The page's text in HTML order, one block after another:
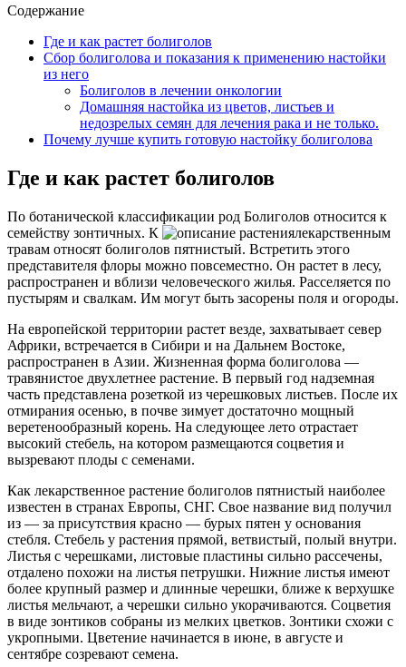
Содержание
Где и как растет болиголов
Сбор болиголова и показания к применению настойки
из него
Болиголов в лечении онкологии
Домашняя настойка из цветов, листьев и
недозрелых семян для лечения рака и не только.
Почему лучше купить готовую настойку болиголова
Где и как растет болиголов
По ботанической классификации род Болиголов относится к
семейству зонтичных. К
лекарственным
травам относят болиголов пятнистый. Встретить этого
представителя флоры можно повсеместно. Он растет в лесу,
распространен и вблизи человеческого жилья. Расселяется по
пустырям и свалкам. Им могут быть засорены поля и огороды.
На европейской территории растет везде, захватывает север
Африки, встречается в Сибири и на Дальнем Востоке,
распространен в Азии. Жизненная форма болиголова —
травянистое двухлетнее растение. В первый год надземная
часть представлена розеткой из черешковых листьев. После их
отмирания осенью, в почве зимует достаточно мощный
веретенообразный корень. На следующее лето отрастает
высокий стебель, на котором размещаются соцветия и
вызревают плоды с семенами.
Как лекарственное растение болиголов пятнистый наиболее
известен в странах Европы, СНГ. Свое название вид получил
из — за присутствия красно — бурых пятен у основания
стебля. Стебель у растения прямой, ветвистый, полый внутри.
Листья с черешками, листовые пластины сильно рассечены,
отдалено похожи на листья петрушки. Нижние листья имеют
более крупный размер и длинные черешки, ближе к верхушке
листья мельчают, а черешки сильно укорачиваются. Соцветия
в виде зонтиков собраны из мелких цветков. Зонтики схожи с
укропными. Цветение начинается в июне, в августе и
сентябре созревают семена.